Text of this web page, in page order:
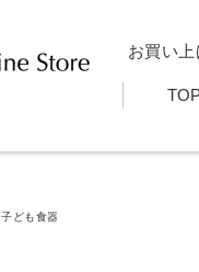
お買い
子ども食器